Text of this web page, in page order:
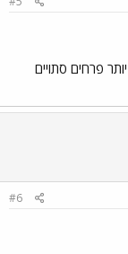
פרחים סתויים
#6